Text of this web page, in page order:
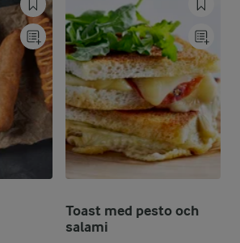
Toast med pesto och
salami